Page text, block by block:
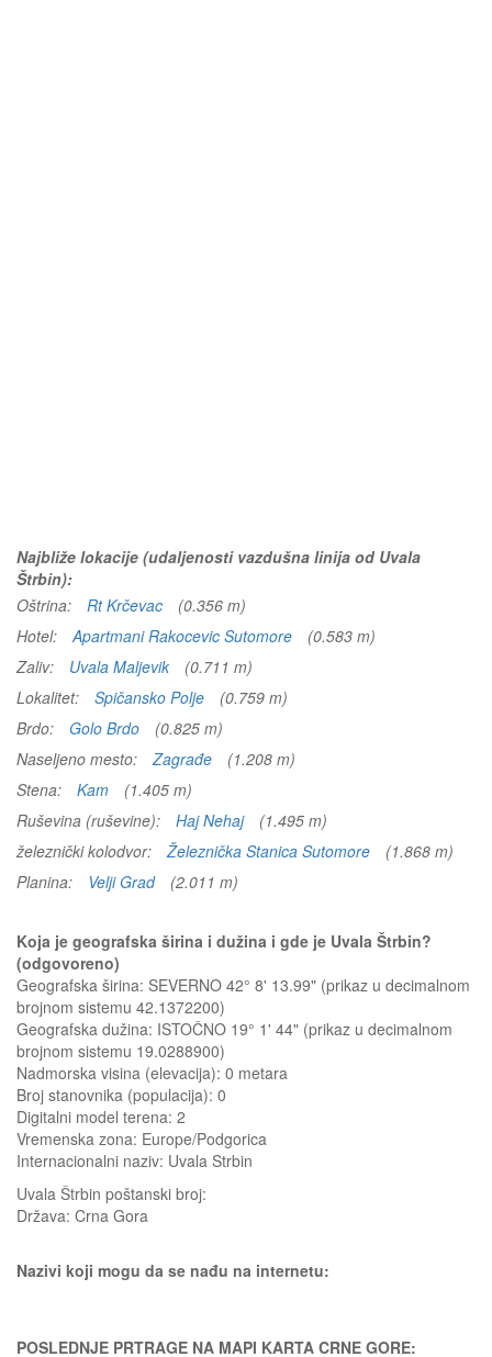
Najbliže lokacije (udaljenosti vazdušna linija od Uvala
Štrbin):
Oštrina:
Rt Krčevac
(0.356 m)
Hotel:
Apartmani Rakocevic Sutomore
(0.583 m)
Zaliv:
Uvala Maljevik
(0.711 m)
Lokalitet:
Spičansko Polje
(0.759 m)
Brdo:
Golo Brdo
(0.825 m)
Naseljeno mesto:
Zagrađe
(1.208 m)
Stena:
Kam
(1.405 m)
Ruševina (ruševine):
Haj Nehaj
(1.495 m)
železnički kolodvor:
Železnička Stanica Sutomore
(1.868 m)
Planina:
Velji Grad (2.011 m)
Koja je geografska širina i dužina i gde je Uvala Štrbin?
(odgovoreno)
Geografska širina: SEVERNO 42° 8' 13.99" (prikaz u decimalnom
brojnom sistemu 42.1372200)
Geografska dužina: ISTOČNO 19° 1' 44" (prikaz u decimalnom
brojnom sistemu 19.0288900)
Nadmorska visina (elevacija): 0 metara
Broj stanovnika (populacija): 0
Digitalni model terena: 2
Vremenska zona: Europe/Podgorica
Internacionalni naziv: Uvala Strbin
Uvala Štrbin poštanski broj:
Država: Crna Gora
Nazivi koji mogu da se nađu na internetu:
POSLEDNJE PRTRAGE NA MAPI KARTA CRNE GORE: